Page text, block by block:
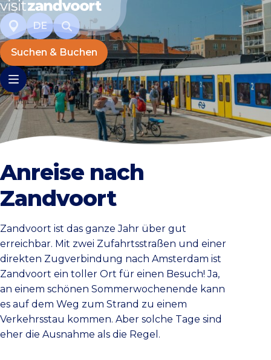
DE
Suchen & Buchen
Anreise nach
Zandvoort
Zandvoort ist das ganze Jahr über gut
erreichbar. Mit zwei Zufahrtsstraßen und einer
direkten Zugverbindung nach Amsterdam ist
Zandvoort ein toller Ort für einen Besuch! Ja,
an einem schönen Sommerwochenende kann
es auf dem Weg zum Strand zu einem
Verkehrsstau kommen. Aber solche Tage sind
eher die Ausnahme als die Regel.